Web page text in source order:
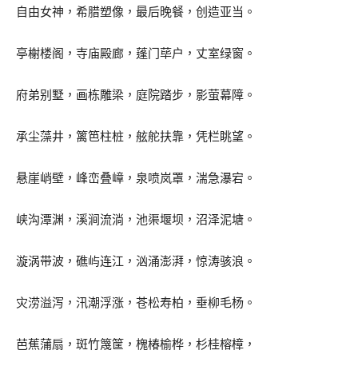
自由女神，希腊塑像，最后晚餐，创造亚当。
亭榭楼阁，寺庙殿廊，蓬门荜户，丈室绿窗。
府弟别墅，画栋雕梁，庭院踏步，影萤幕障。
承尘藻井，篱笆柱桩，舷舵扶靠，凭栏眺望。
悬崖峭壁，峰峦叠嶂，泉喷岚罩，湍急瀑宕。
峡沟潭渊，溪涧流淌，池渠堰坝，沼泽泥塘。
漩涡带波，礁屿连江，汹涌澎湃，惊涛骇浪。
灾涝溢泻，汛潮浮涨，苍松寿柏，垂柳毛杨。
芭蕉蒲扇，斑竹篾筐，槐椿榆桦，杉桂榕樟，